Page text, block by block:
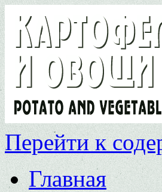
Перейти к
Главная